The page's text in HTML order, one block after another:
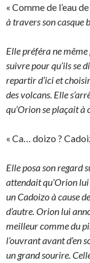
« Comme de l’eau
à travers son casque
Elle préféra ne
suivre pour qu’ils se
repartir d’ici et
des volcans. Elle
qu’Orion se plaçait à
« Ca… doizo ?
Elle posa son regard
attendait qu’Orion
un Cadoizo à cause
d’autre. Orion lui
meilleur comme du
l’ouvrant avant d’en
un grand sourire.